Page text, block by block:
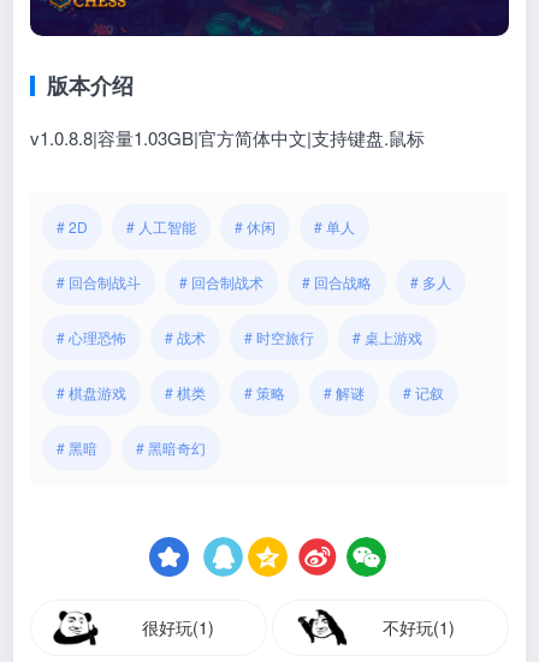
版本介绍
v1.0.8.8|容量1.03GB|官方简体中文|支持键盘.鼠标
# 2D # 人工智能 # 休闲 # 单人
# 回合制战斗 # 回合制战术 # 回合战略 # 多人
# 心理恐怖 # 战术 # 时空旅行 # 桌上游戏
# 棋盘游戏 # 棋类 # 策略 # 解谜 # 记叙
# 黑暗 # 黑暗奇幻
很好玩(1) 不好玩(1)